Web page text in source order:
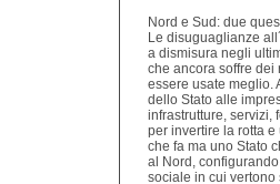
Nord e Sud: due
Le disuguaglianze
a dismisura negli
che ancora soffre
essere usate meglio.
dello Stato alle
infrastrutture, servizi,
per invertire la rotta
che fa ma uno Stato
al Nord,
sociale in cui